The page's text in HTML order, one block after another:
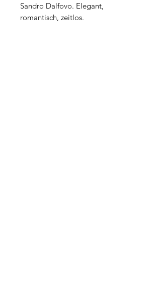
Sandro Dalfovo. Elegant,
romantisch, zeitlos.